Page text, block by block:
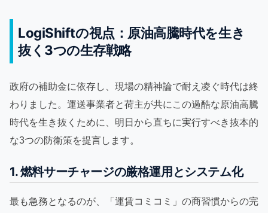
LogiShiftの視点：原油高騰時代を生き
抜く3つの生存戦略
政府の補助金に依存し、現場の精神論で耐え凌ぐ時代は終
わりました。運送事業者と荷主が共にこの過酷な原油高騰
時代を生き抜くために、明日から直ちに実行すべき抜本的
な3つの防衛策を提言します。
1. 燃料サーチャージの厳格運用とシステム化
最も急務となるのが、「運賃コミコミ」の商習慣からの完